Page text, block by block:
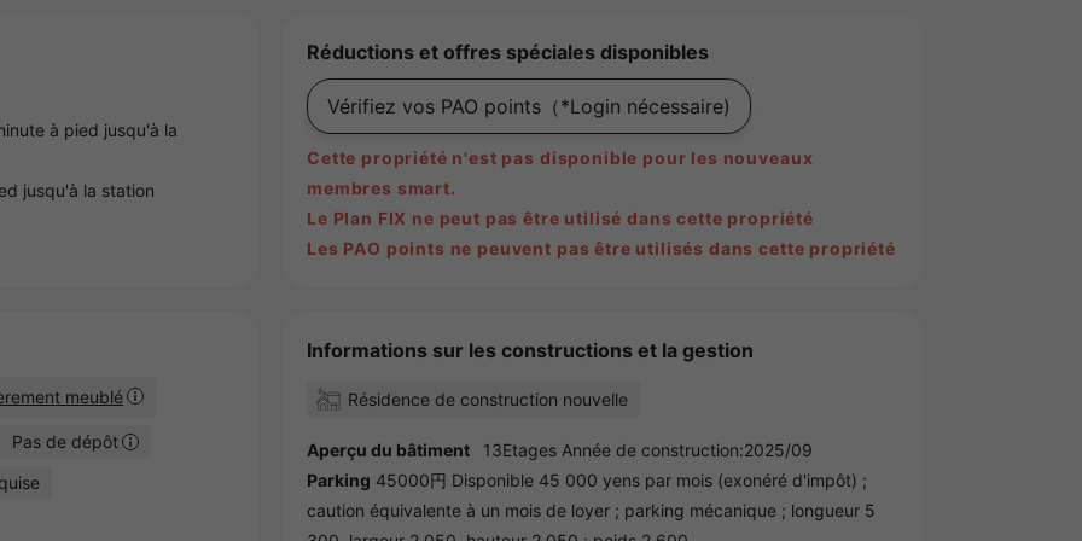
à pied jusqu'à la
jusqu'à la station
Réductions et offres spéciales disponibles
Vérifiez vos PAO points （*Login nécessaire)
Cette propriété n'est pas disponible pour les nouveaux
membres smart.
Le Plan FIX ne peut pas être utilisé dans cette propriété
Les PAO points ne peuvent pas être utilisés dans cette propriété
meublé
Pas de dépôt
Informations sur les constructions et la gestion
Résidence de construction nouvelle
Aperçu du bâtiment
13Etages Année de construction:2025/09
Parking 45000円 Disponible 45 000 yens par mois (exonéré d'impôt) ;
caution équivalente à un mois de loyer ; parking mécanique ; longueur 5